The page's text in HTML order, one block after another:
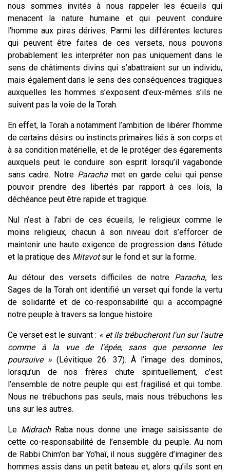
nous sommes invités à nous rappeler les écueils qui
menacent la nature humaine et qui peuvent conduire
l’homme aux pires dérives. Parmi les différentes lectures
qui peuvent être faites de ces versets, nous pouvons
probablement les interpréter non pas uniquement dans le
sens de châtiments divins qui s’abattraient sur un individu,
mais également dans le sens des conséquences tragiques
auxquelles les hommes s’exposent d’eux-mêmes s’ils ne
suivent pas la voie de la Torah.
En effet, la Torah a notamment l’ambition de libérer l’homme
de certains désirs ou instincts primaires liés à son corps et
à sa condition matérielle, et de le protéger des égarements
auxquels peut le conduire son esprit lorsqu’il vagabonde
sans cadre. Notre Parachamet en garde celui qui pense
pouvoir prendre des libertés par rapport à ces lois, la
déchéance peut être rapide et tragique.
Nul n’est à l’abri de ces écueils, le religieux comme le
moins religieux, chacun à son niveau doit s’efforcer de
maintenir une haute exigence de progression dans l’étude
et la pratique des Mitsvotsur le fond et sur la forme.
Au détour des versets difficiles de notre Paracha,les
Sages de la Torah ont identifié un verset qui fonde la vertu
de solidarité et de co-responsabilité qui a accompagné
notre peuple à travers sa longue histoire.
Ce verset est le suivant : « et ils trébucheront l'un sur l'autre
comme à la vue de l'épée, sans que personne les
poursuive » (Lévitique 26. 37). À l’image des dominos,
lorsqu’un de nos frères chute spirituellement, c’est
l’ensemble de notre peuple qui est fragilisé et qui tombe.
Nous ne trébuchons pas seuls, mais nous trébuchons les
uns sur les autres.
Le MidrachRaba nous donne une image saisissante de
cette co-responsabilité de l’ensemble du peuple. Au nom
de Rabbi Chim'on bar Yo'haï, il nous suggère d’imaginer des
hommes assis dans un petit bateau et, alors qu’ils sont en